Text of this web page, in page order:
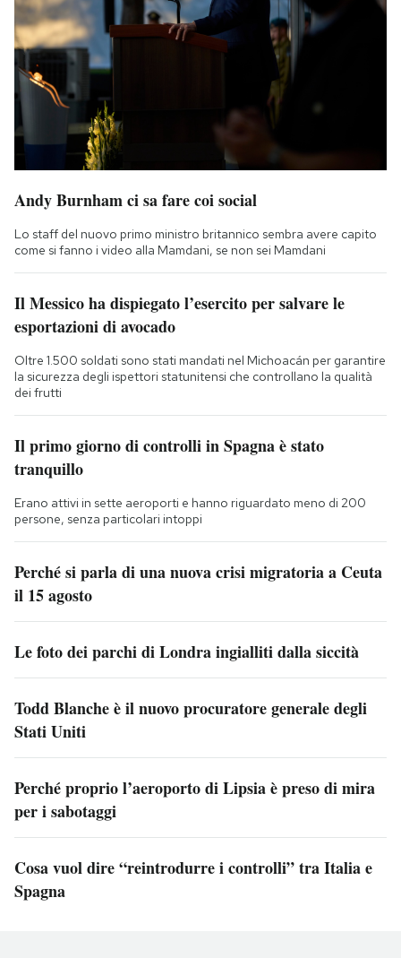
Andy Burnham ci sa fare coi social
Lo staff del nuovo primo ministro britannico sembra avere capito
come si fanno i video alla Mamdani, se non sei Mamdani
Il Messico ha dispiegato l’esercito per salvare le
esportazioni di avocado
Oltre 1.500 soldati sono stati mandati nel Michoacán per garantire
la sicurezza degli ispettori statunitensi che controllano la qualità
dei frutti
Il primo giorno di controlli in Spagna è stato
tranquillo
Erano attivi in sette aeroporti e hanno riguardato meno di 200
persone, senza particolari intoppi
Perché si parla di una nuova crisi migratoria a Ceuta
il 15 agosto
Le foto dei parchi di Londra ingialliti dalla siccità
Todd Blanche è il nuovo procuratore generale degli
Stati Uniti
Perché proprio l’aeroporto di Lipsia è preso di mira
per i sabotaggi
Cosa vuol dire “reintrodurre i controlli” tra Italia e
Spagna